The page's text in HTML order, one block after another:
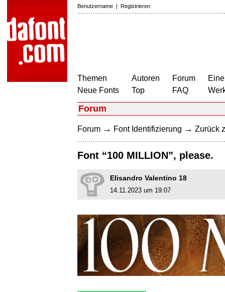
Benutzername | Registrieren
Themen
Neue Fonts
Autoren
Top
Forum
FAQ
Forum
Forum → Font Identifizierung → Zurück
Font “100 MILLION”, please.
Elisandro Valentino 18
14.11.2023 um 19:07